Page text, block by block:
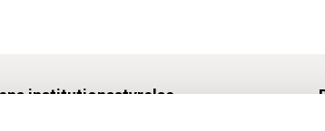
institutionsstyrelse